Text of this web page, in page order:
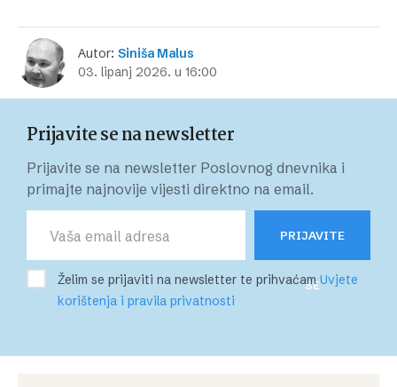
Autor: Siniša Malus
03. lipanj 2026. u 16:00
Prijavite se na newsletter
Prijavite se na newsletter Poslovnog dnevnika i
primajte najnovije vijesti direktno na email.
PRIJAVITE
SE
Želim se prijaviti na newsletter te prihvaćamUvjete
korištenja i pravila privatnosti